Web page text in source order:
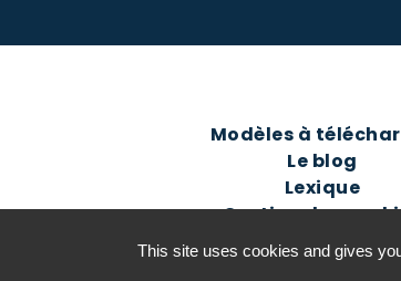
Modèles à
Le blog
Lexique
Gestion des
©2016-26
This site uses cookies and gives